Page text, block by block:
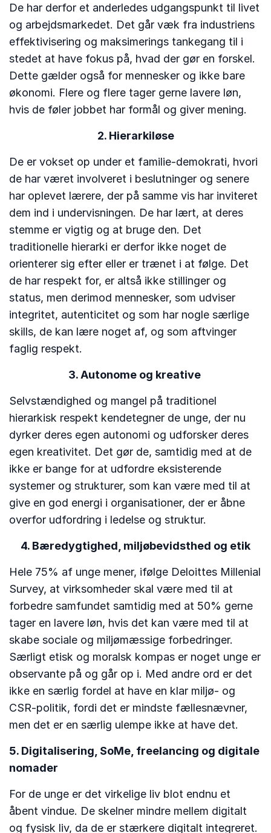
De har derfor et anderledes udgangspunkt til livet
og arbejdsmarkedet. Det går væk fra industriens
effektivisering og maksimerings tankegang til i
stedet at have fokus på, hvad der gør en forskel.
Dette gælder også for mennesker og ikke bare
økonomi. Flere og flere tager gerne lavere løn,
hvis de føler jobbet har formål og giver mening.
2. Hierarkiløse
De er vokset op under et familie-demokrati, hvori
de har været involveret i beslutninger og senere
har oplevet lærere, der på samme vis har inviteret
dem ind i undervisningen. De har lært, at deres
stemme er vigtig og at bruge den. Det
traditionelle hierarki er derfor ikke noget de
orienterer sig efter eller er trænet i at følge. Det
de har respekt for, er altså ikke stillinger og
status, men derimod mennesker, som udviser
integritet, autenticitet og som har nogle særlige
skills, de kan lære noget af, og som aftvinger
faglig respekt.
3. Autonome og kreative
Selvstændighed og mangel på traditionel
hierarkisk respekt kendetegner de unge, der nu
dyrker deres egen autonomi og udforsker deres
egen kreativitet. Det gør de, samtidig med at de
ikke er bange for at udfordre eksisterende
systemer og strukturer, som kan være med til at
give en god energi i organisationer, der er åbne
overfor udfordring i ledelse og struktur.
4. Bæredygtighed, miljøbevidsthed og etik
Hele 75% af unge mener, ifølge Deloittes Millenial
Survey, at virksomheder skal være med til at
forbedre samfundet samtidig med at 50% gerne
tager en lavere løn, hvis det kan være med til at
skabe sociale og miljømæssige forbedringer.
Særligt etisk og moralsk kompas er noget unge er
observante på og går op i. Med andre ord er det
ikke en særlig fordel at have en klar miljø- og
CSR-politik, fordi det er mindste fællesnævner,
men det er en særlig ulempe ikke at have det.
5. Digitalisering, SoMe, freelancing og digitale
nomader
For de unge er det virkelige liv blot endnu et
åbent vindue. De skelner mindre mellem digitalt
og fysisk liv, da de er stærkere digitalt integreret.